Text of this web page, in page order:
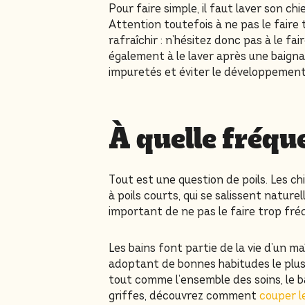
Pour faire simple, il faut laver son
Attention toutefois à ne pas le faire
rafraîchir : n’hésitez donc pas à le
également à le laver après une
impuretés et éviter le
À quelle
Tout est une question de poils. Les
à poils courts, qui se salissent
important de ne pas le faire trop
Les bains font partie de la vie d’un
adoptant de bonnes habitudes le
tout comme l’ensemble des soins, le
griffes, découvrez commentcouper